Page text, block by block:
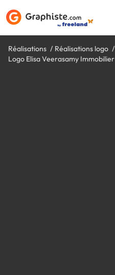
Réalisations
Réalisations logo
Logo Elisa Veerasamy Immobilier